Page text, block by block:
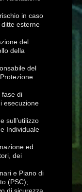
in caso
esterne
del
della
del
fase di
esecuzione
sull’utilizzo
Individuale
ed
dei
e Piano di
(PSC);